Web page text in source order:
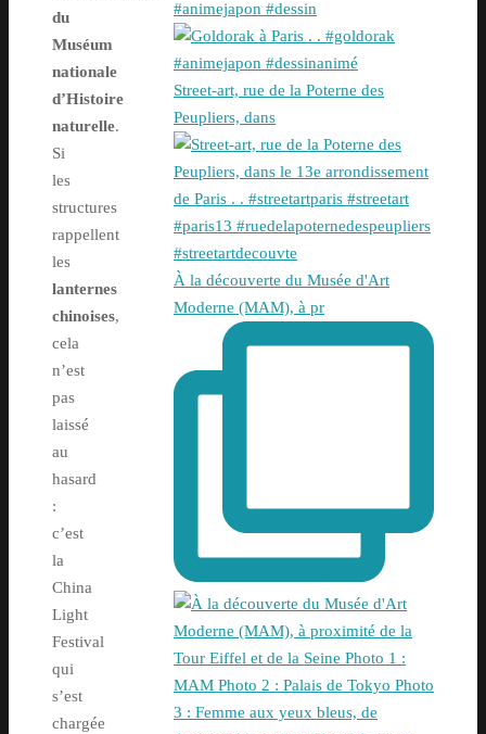
du
Muséum
nationale
d’Histoire
naturelle.
Si
les
structures
rappellent
les
lanternes
chinoises,
cela
n’est
pas
laissé
au
hasard
:
c’est
la
China
Light
Festival
qui
s’est
chargée
#animejapon #dessin
Street-art, rue de la Poterne des
Peupliers, dans
À la découverte du Musée d'Art
Moderne (MAM), à pr